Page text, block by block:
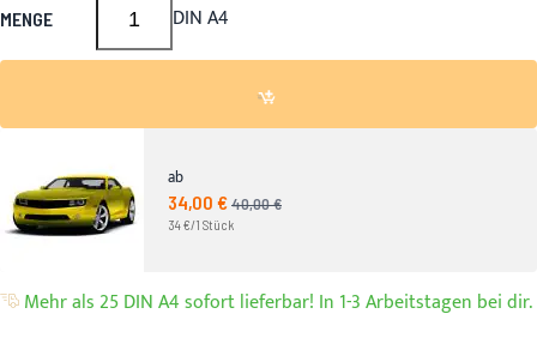
MENGE DIN A4
ab
Angebotspreis
34,00 €UVP
40,00 €
34 €/1 Stück
Mehr als 25 DIN A4 sofort lieferbar! In 1-3 Arbeitstagen bei dir.